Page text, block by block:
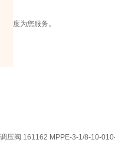
态度为您服务。
压阀 161162 MPPE-3-1/8-10-